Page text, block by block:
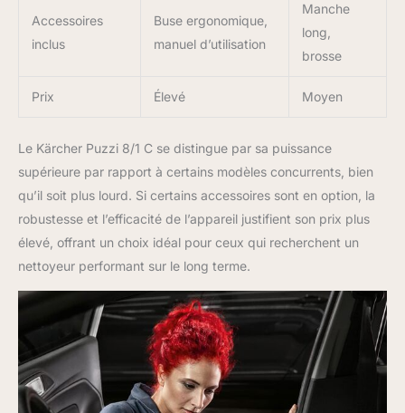
Accessoires
inclus
Buse ergonomique,
manuel d’utilisation
Manche
long,
brosse
Prix Élevé Moyen
Le Kärcher Puzzi 8/1 C se distingue par sa puissance
supérieure par rapport à certains modèles concurrents, bien
qu’il soit plus lourd. Si certains accessoires sont en option, la
robustesse et l’efficacité de l’appareil justifient son prix plus
élevé, offrant un choix idéal pour ceux qui recherchent un
nettoyeur performant sur le long terme.